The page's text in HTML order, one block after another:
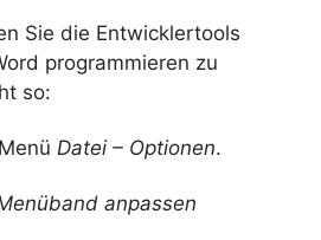
Sie die Entwicklertools
programmieren zu
so:
Datei – Optionen.
anpassen